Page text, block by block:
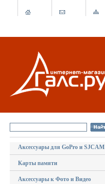
Аксессуары для GoPro и SJCAM
Карты памяти
Аксессуары к Фото и Видео